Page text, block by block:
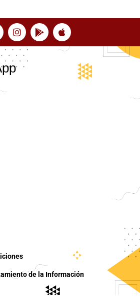
de la Información